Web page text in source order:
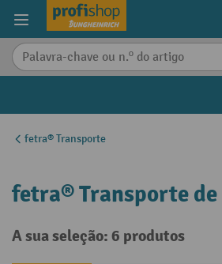
principal
fetra® Transporte
fetra® Transporte
A sua seleção: 6 produtos